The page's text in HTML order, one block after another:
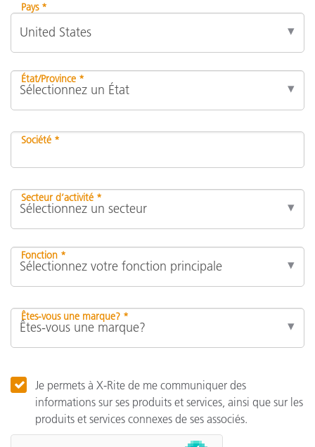
Pays *
État/Province *
Société *
Secteur d’activité *
Fonction *
Êtes-vous une marque? *
Je permets à X-Rite de me communiquer des
informations sur ses produits et services, ainsi que sur les
produits et services connexes de ses associés.